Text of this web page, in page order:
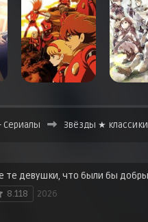
Сериалы Звёзды ★ классики
8.118
2026